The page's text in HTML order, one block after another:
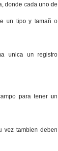
donde cada uno de
un tipo y tamañ o
unica un registro
para tener un
vez tambien deben